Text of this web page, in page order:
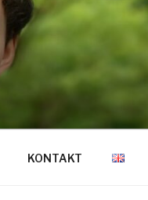
KONTAKT